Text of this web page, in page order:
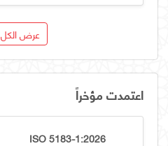
عرض الكل
اعتمدت مؤخراً
ISO 5183-1:2026